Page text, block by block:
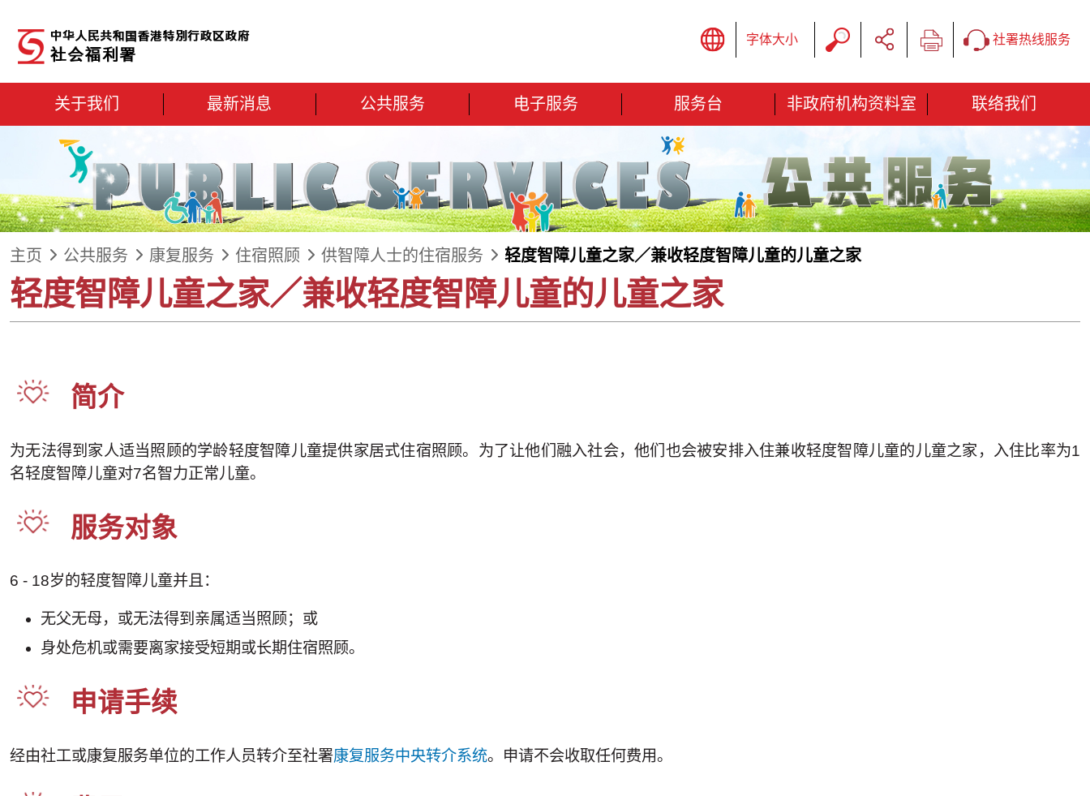
字体大小 社署热线服务
关于我们 最新消息 公共服务 电子服务 服务台 非政府机构资料室 联络我们
主页 公共服务 康复服务 住宿照顾 供智障人士的住宿服务 轻度智障儿童之家／兼收轻度智障儿童的儿童之家
轻度智障儿童之家／兼收轻度智障儿童的儿童之家
简介
为无法得到家人适当照顾的学龄轻度智障儿童提供家居式住宿照顾。为了让他们融入社会，他们也会被安排入住兼收轻度智障儿童的儿童之家，入住比率为1
名轻度智障儿童对7名智力正常儿童。
服务对象
6 - 18岁的轻度智障儿童并且：
无父无母，或无法得到亲属适当照顾；或
身处危机或需要离家接受短期或长期住宿照顾。
申请手续
经由社工或康复服务单位的工作人员转介至社署康复服务中央转介系统。申请不会收取任何费用。